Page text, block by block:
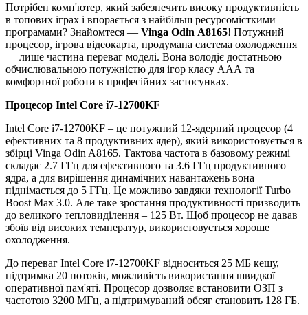
Потрібен комп'ютер, який забезпечить високу продуктивність
в топових іграх і впорається з найбільш ресурсомісткими
програмами? Знайомтеся — Vinga Odin A8165! Потужний
процесор, ігрова відеокарта, продумана система охолодження
— лише частина переваг моделі. Вона володіє достатньою
обчислювальною потужністю для ігор класу ААА та
комфортної роботи в професійних застосунках.
Процесор Intel Core i7-12700KF
Intel Core i7-12700KF – це потужний 12-ядерний процесор (4
ефективних та 8 продуктивних ядер), який використовується в
збірці Vinga Odin A8165. Тактова частота в базовому режимі
складає 2.7 ГГц для ефективного та 3.6 ГГц продуктивного
ядра, а для вирішення динамічних навантажень вона
піднімається до 5 ГГц. Це можливо завдяки технології Turbo
Boost Max 3.0. Але таке зростання продуктивності призводить
до великого тепловиділення – 125 Вт. Щоб процесор не давав
збоїв від високих температур, використовується хороше
охолодження.
До переваг Intel Core i7-12700KF відноситься 25 МБ кешу,
підтримка 20 потоків, можливість використання швидкої
оперативної пам'яті. Процесор дозволяє встановити ОЗП з
частотою 3200 МГц, а підтримуваний обсяг становить 128 ГБ.